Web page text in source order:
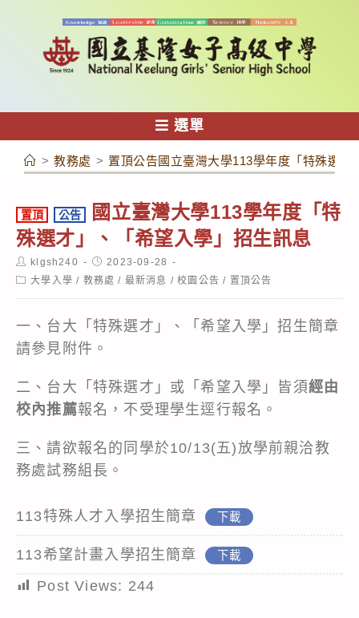
容
選單
> 教務處 > 置頂公告國立臺灣大學113學年度「特殊選才
置頂 公告
國立臺灣大學113學年度「特
殊選才」、「希望入學」招生訊息
Post
author:
klgsh240
Post
published:
2023-09-28
Post大學入學 / 教務處 / 最新消息 / 校園公告 / 置頂公告
一、台大「特殊選才」、「希望入學」招生簡章
請參見附件。
二、台大「特殊選才」或「希望入學」皆須經由
校內推薦報名，不受理學生逕行報名。
三、請欲報名的同學於10/13(五)放學前親洽教
務處試務組長。
113特殊人才入學招生簡章 下載
113希望計畫入學招生簡章 下載
Post Views: 244